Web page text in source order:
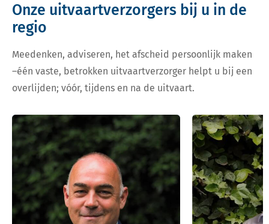
Onze uitvaartverzorgers bij u in de
regio
Meedenken, adviseren, het afscheid persoonlijk maken
–één vaste, betrokken uitvaartverzorger helpt u bij een
overlijden; vóór, tijdens en na de uitvaart.